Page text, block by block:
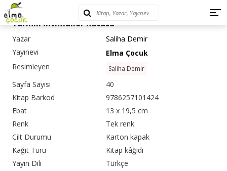
Yarınki İhtimaller Kutusu
Yazar
Saliha Demir
Yayınevi
Elma Çocuk
Resimleyen
Saliha Demir
Sayfa Sayısı
40
Kitap Barkod
9786257101424
Ebat
13 x 19,5 cm
Renk
Tek renk
Cilt Durumu
Karton kapak
Kağıt Türü
Kitap kâğıdı
Yayın Dili
Türkçe